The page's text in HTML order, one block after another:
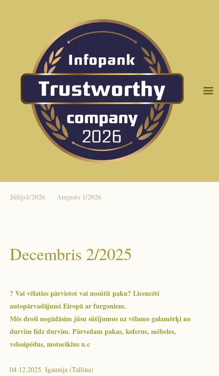
Jūlijs1/2026 Augusts 1/2026
Decembris 2/2025
? Vai vēlaties pārvietot vai nosūtīt paku? Licencēti
autopārvadājumi Eiropā ar furgoniem.
Mēs droši nogādāsim jūsu sūtījumus uz vēlamo galamērķi no
durvīm līdz durvīm. Pārvedam pakas, koferus, mēbeles,
velosipēdus, motociklus u.c
04.12.2025. Igaunija (Tallina)